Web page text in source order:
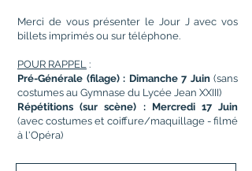
Merci de vous présenter le Jour J avec vos
billets imprimés ou sur téléphone.
POUR RAPPEL :
Pré-Générale (filage) : Dimanche 7 Juin(sans
costumes au Gymnase du Lycée Jean XXIII)
Répétitions (sur scène) : Mercredi 17 Juin
(avec costumes et coiffure/maquillage - filmé
à l'Opéra)